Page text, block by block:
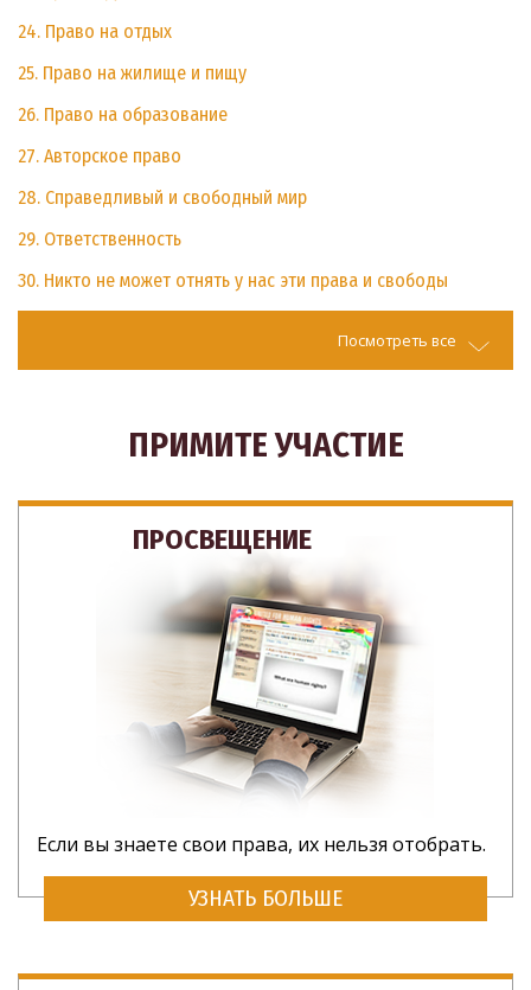
24. Право на отдых
25. Право на жилище и пищу
26. Право на образование
27. Авторское право
28. Справедливый и свободный мир
29. Ответственность
30. Никто не может отнять у нас эти права и свободы
Посмотреть все
ПРИМИТЕ УЧАСТИЕ
ПРОСВЕЩЕНИЕ
Если вы знаете свои права, их нельзя отобрать.
УЗНАТЬ БОЛЬШЕ